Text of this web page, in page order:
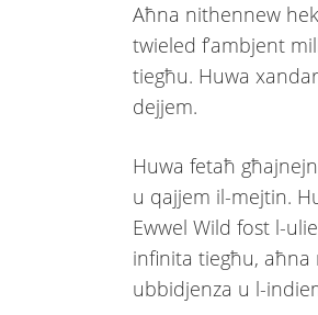
Aħna nithennew
twieled f’ambjent
tiegħu. Huwa
dejjem.
Huwa fetaħ
u qajjem il-mejtin.
Ewwel Wild fost l-
infinita tiegħu, aħna
ubbidjenza u l-